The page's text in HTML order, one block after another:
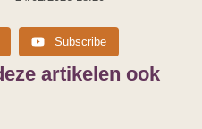
Subscribe
artikelen ook